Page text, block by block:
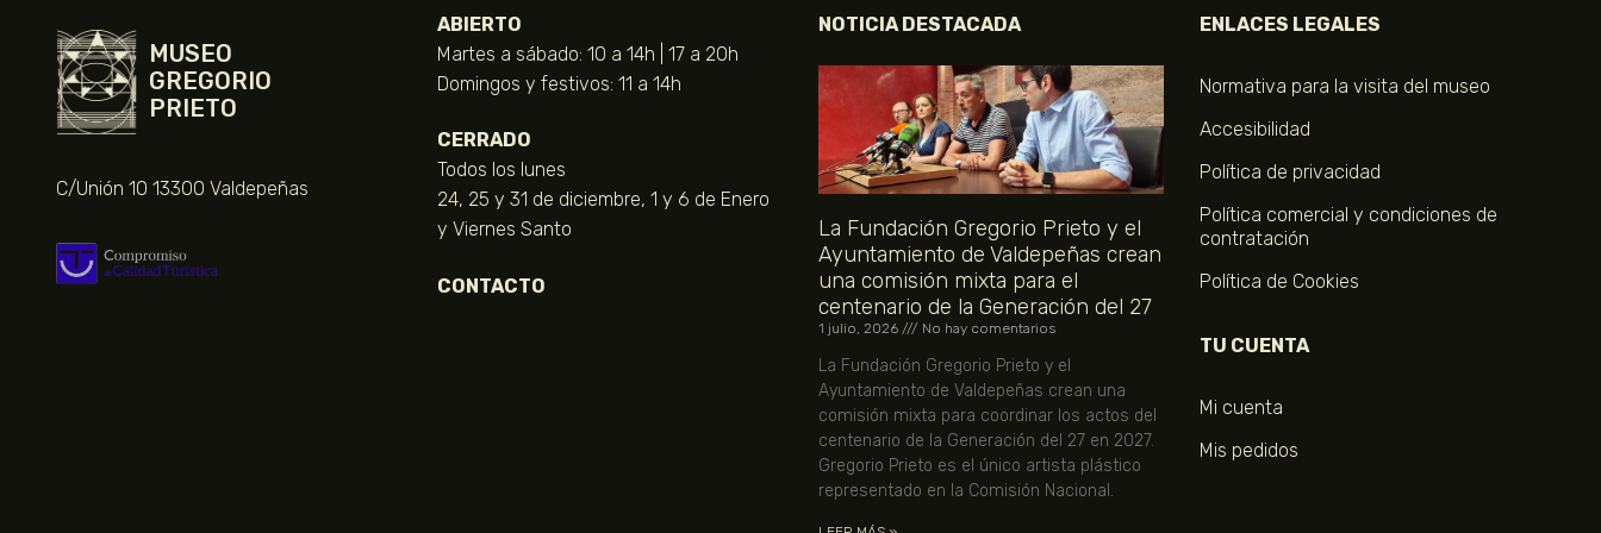
MUSEO
GREGORIO
PRIETO
C/Unión 10 13300 Valdepeñas
ABIERTO
Martes a sábado: 10 a 14h | 17 a 20h
Domingos y festivos: 11 a 14h
CERRADO
Todos los lunes
24, 25 y 31 de diciembre, 1 y 6 de Enero
y Viernes Santo
CONTACTO
NOTICIA DESTACADA
La Fundación Gregorio Prieto y el
Ayuntamiento de Valdepeñas crean
una comisión mixta para el
centenario de la Generación del 27
1 julio, 2026 No hay comentarios
La Fundación Gregorio Prieto y el
Ayuntamiento de Valdepeñas crean una
comisión mixta para coordinar los actos del
centenario de la Generación del 27 en 2027.
Gregorio Prieto es el único artista plástico
representado en la Comisión Nacional.
ENLACES LEGALES
Normativa para la visita del museo
Accesibilidad
Política de privacidad
Política comercial y condiciones de
contratación
Política de Cookies
TU CUENTA
Mi cuenta
Mis pedidos